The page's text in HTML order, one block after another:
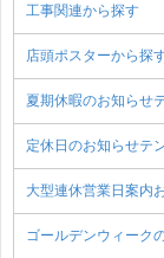
工事関連から探す
店頭ポスターから探
夏期休暇のお知らせ
定休日のお知らせテ
大型連休営業日案内
ゴールデンウィーク